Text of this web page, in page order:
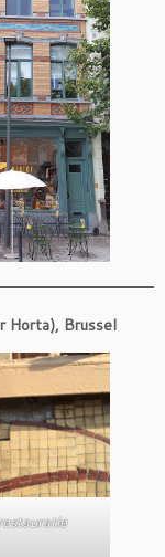
Horta), Brussel